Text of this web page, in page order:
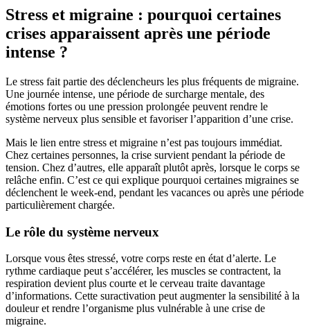
Stress et migraine : pourquoi certaines
crises apparaissent après une période
intense ?
Le stress fait partie des déclencheurs les plus fréquents de migraine.
Une journée intense, une période de surcharge mentale, des
émotions fortes ou une pression prolongée peuvent rendre le
système nerveux plus sensible et favoriser l’apparition d’une crise.
Mais le lien entre stress et migraine n’est pas toujours immédiat.
Chez certaines personnes, la crise survient pendant la période de
tension. Chez d’autres, elle apparaît plutôt après, lorsque le corps se
relâche enfin. C’est ce qui explique pourquoi certaines migraines se
déclenchent le week-end, pendant les vacances ou après une période
particulièrement chargée.
Le rôle du système nerveux
Lorsque vous êtes stressé, votre corps reste en état d’alerte. Le
rythme cardiaque peut s’accélérer, les muscles se contractent, la
respiration devient plus courte et le cerveau traite davantage
d’informations. Cette suractivation peut augmenter la sensibilité à la
douleur et rendre l’organisme plus vulnérable à une crise de
migraine.